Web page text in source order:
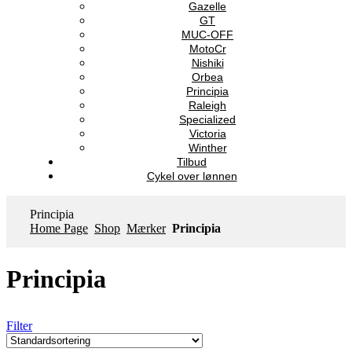
Gazelle
GT
MUC-OFF
MotoCr
Nishiki
Orbea
Principia
Raleigh
Specialized
Victoria
Winther
Tilbud
Cykel over lønnen
Principia
Home Page Shop Mærker Principia
Principia
Filter